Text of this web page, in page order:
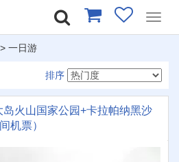
> 一日游
排序
火山国家公园+卡拉帕纳黑沙
机票）